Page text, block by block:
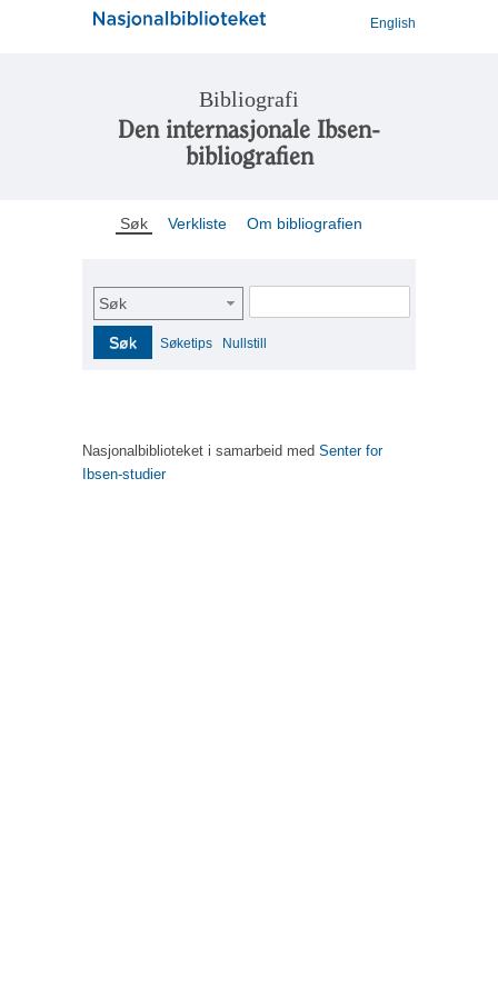
English
Bibliografi
Den internasjonale Ibsen-
bibliografien
Søk Verkliste Om bibliografien
Søk
Søk Søketips Nullstill
Nasjonalbiblioteket i samarbeid med Senter for
Ibsen-studier